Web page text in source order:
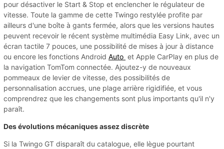
pour désactiver le Start & Stop et enclencher le régulateur de
vitesse. Toute la gamme de cette Twingo restylée profite par
ailleurs d'une boîte à gants fermée, alors que les versions hautes
peuvent recevoir le récent système multimédia Easy Link, avec un
écran tactile 7 pouces, une possibilité de mises à jour à distance
ou encore les fonctions Android Auto et Apple CarPlay en plus de
la navigation TomTom connectée. Ajoutez-y de nouveaux
pommeaux de levier de vitesse, des possibilités de
personnalisation accrues, une plage arrière rigidifiée, et vous
comprendrez que les changements sont plus importants qu'il n'y
paraît.
Des évolutions mécaniques assez discrète
Si la Twingo GT disparaît du catalogue, elle lègue pourtant